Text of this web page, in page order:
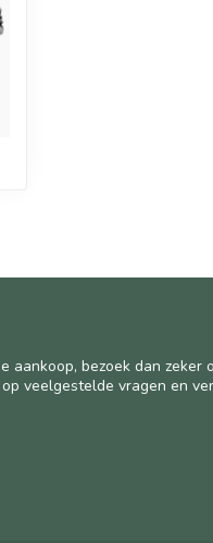
bezoek dan zeker
veelgestelde vragen en